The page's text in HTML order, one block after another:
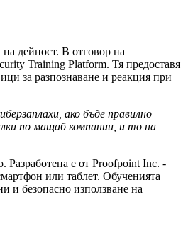
на дейност. В отговор на
Training Platform. Тя предоставя
за разпознаване и реакция при
ако бъде правилно
по мащаб компании, и то на
Разработена е от Proofpoint Inc. -
или таблет. Обученията
и безопасно използване на